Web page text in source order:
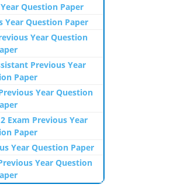
Question Paper
Year Question Paper
Year Question
Previous Year
Paper
Year Question
Exam Previous Year
Paper
Year Question Paper
Year Question